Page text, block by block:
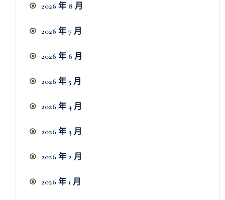
2026 年 8 月
2026 年 7 月
2026 年 6 月
2026 年 5 月
2026 年 4 月
2026 年 3 月
2026 年 2 月
2026 年 1 月